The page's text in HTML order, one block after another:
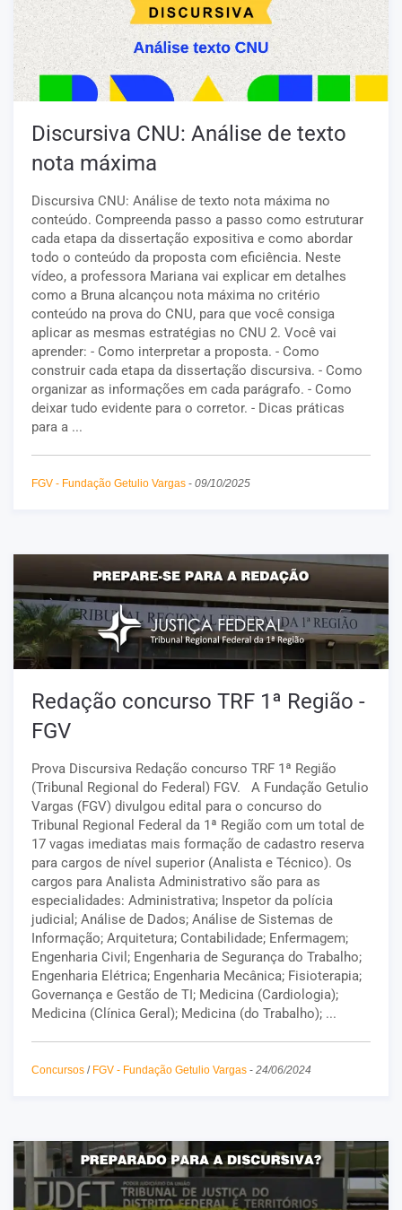
Discursiva CNU: Análise de texto
nota máxima
Discursiva CNU: Análise de texto nota máxima no
conteúdo. Compreenda passo a passo como estruturar
cada etapa da dissertação expositiva e como abordar
todo o conteúdo da proposta com eficiência. Neste
vídeo, a professora Mariana vai explicar em detalhes
como a Bruna alcançou nota máxima no critério
conteúdo na prova do CNU, para que você consiga
aplicar as mesmas estratégias no CNU 2. Você vai
aprender: - Como interpretar a proposta. - Como
construir cada etapa da dissertação discursiva. - Como
organizar as informações em cada parágrafo. - Como
deixar tudo evidente para o corretor. - Dicas práticas
para a ...
FGV - Fundação Getulio Vargas - 09/10/2025
Redação concurso TRF 1ª Região -
FGV
Prova Discursiva Redação concurso TRF 1ª Região
(Tribunal Regional do Federal) FGV. A Fundação Getulio
Vargas (FGV) divulgou edital para o concurso do
Tribunal Regional Federal da 1ª Região com um total de
17 vagas imediatas mais formação de cadastro reserva
para cargos de nível superior (Analista e Técnico). Os
cargos para Analista Administrativo são para as
especialidades: Administrativa; Inspetor da polícia
judicial; Análise de Dados; Análise de Sistemas de
Informação; Arquitetura; Contabilidade; Enfermagem;
Engenharia Civil; Engenharia de Segurança do Trabalho;
Engenharia Elétrica; Engenharia Mecânica; Fisioterapia;
Governança e Gestão de TI; Medicina (Cardiologia);
Medicina (Clínica Geral); Medicina (do Trabalho); ...
Concursos / FGV - Fundação Getulio Vargas - 24/06/2024